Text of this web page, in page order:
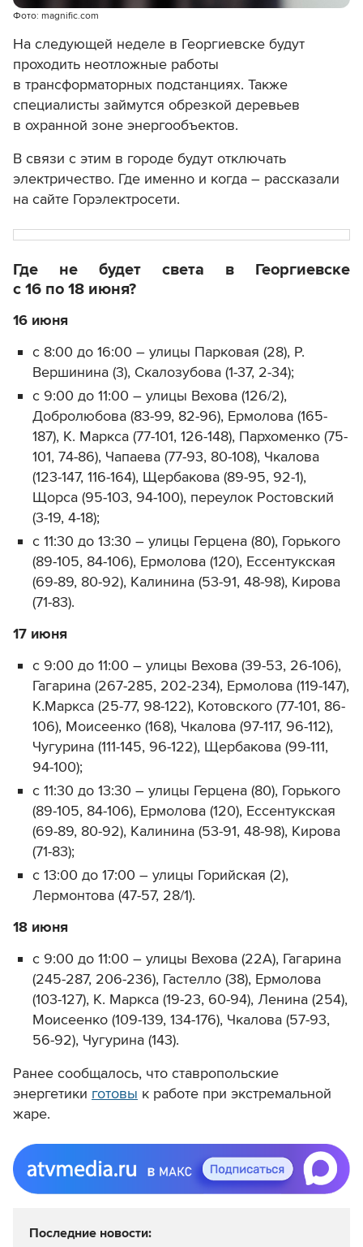
Фото: magnific.com
На следующей неделе в Георгиевске будут
проходить неотложные работы
в трансформаторных подстанциях. Также
специалисты займутся обрезкой деревьев
в охранной зоне энергообъектов.
В связи с этим в городе будут отключать
электричество. Где именно и когда – рассказали
на сайте Горэлектросети.
Где не будет света в Георгиевске
с 16 по 18 июня?
16 июня
с 8:00 до 16:00 – улицы Парковая (28), Р.
Вершинина (3), Скалозубова (1-37, 2-34);
с 9:00 до 11:00 – улицы Вехова (126/2),
Добролюбова (83-99, 82-96), Ермолова (165-
187), К. Маркса (77-101, 126-148), Пархоменко (75-
101, 74-86), Чапаева (77-93, 80-108), Чкалова
(123-147, 116-164), Щербакова (89-95, 92-1),
Щорса (95-103, 94-100), переулок Ростовский
(3-19, 4-18);
с 11:30 до 13:30 – улицы Герцена (80), Горького
(89-105, 84-106), Ермолова (120), Ессентукская
(69-89, 80-92), Калинина (53-91, 48-98), Кирова
(71-83).
17 июня
с 9:00 до 11:00 – улицы Вехова (39-53, 26-106),
Гагарина (267-285, 202-234), Ермолова (119-147),
К.Маркса (25-77, 98-122), Котовского (77-101, 86-
106), Моисеенко (168), Чкалова (97-117, 96-112),
Чугурина (111-145, 96-122), Щербакова (99-111,
94-100);
с 11:30 до 13:30 – улицы Герцена (80), Горького
(89-105, 84-106), Ермолова (120), Ессентукская
(69-89, 80-92), Калинина (53-91, 48-98), Кирова
(71-83);
с 13:00 до 17:00 – улицы Горийская (2),
Лермонтова (47-57, 28/1).
18 июня
с 9:00 до 11:00 – улицы Вехова (22А), Гагарина
(245-287, 206-236), Гастелло (38), Ермолова
(103-127), К. Маркса (19-23, 60-94), Ленина (254),
Моисеенко (109-139, 134-176), Чкалова (57-93,
56-92), Чугурина (143).
Ранее сообщалось, что ставропольские
энергетики готовы к работе при экстремальной
жаре.
Последние новости: